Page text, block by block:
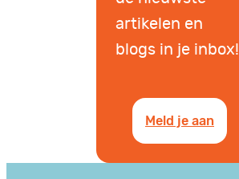
artikelen en
blogs in je inbox!
Meld je aan